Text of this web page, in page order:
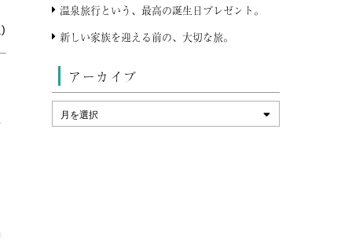
)
温泉旅行という、最高の誕生日プレゼント。
新しい家族を迎える前の、大切な旅。
アーカイブ